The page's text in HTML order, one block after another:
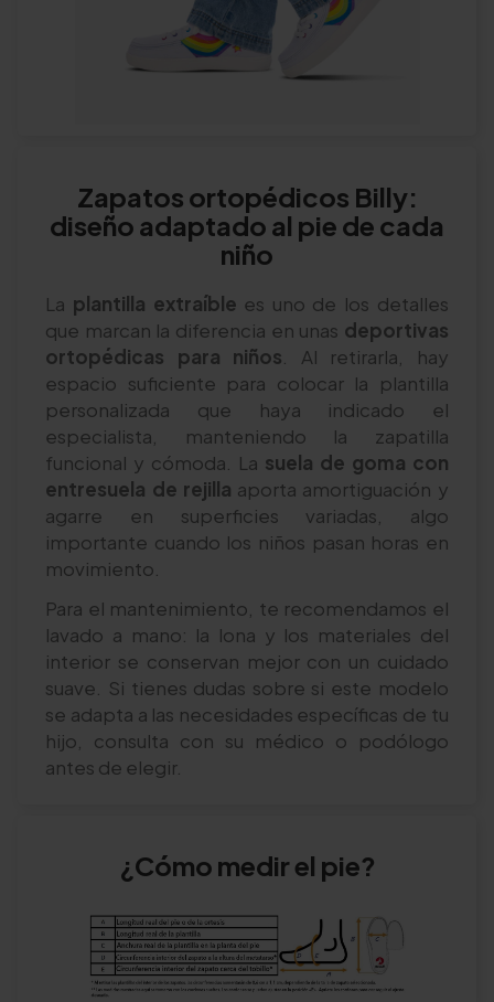
Zapatos ortopédicos Billy:
diseño adaptado al pie de cada
niño
La plantilla extraíble es uno de los detalles
que marcan la diferencia en unas deportivas
ortopédicas para niños . Al retirarla, hay
espacio suficiente para colocar la plantilla
personalizada que haya indicado el
especialista, manteniendo la zapatilla
funcional y cómoda. La suela de goma con
entresuela de rejilla aporta amortiguación y
agarre en superficies variadas, algo
importante cuando los niños pasan horas en
movimiento.
Para el mantenimiento, te recomendamos el
lavado a mano: la lona y los materiales del
interior se conservan mejor con un cuidado
suave. Si tienes dudas sobre si este modelo
se adapta a las necesidades específicas de tu
hijo, consulta con su médico o podólogo
antes de elegir.
¿Cómo medir el pie?